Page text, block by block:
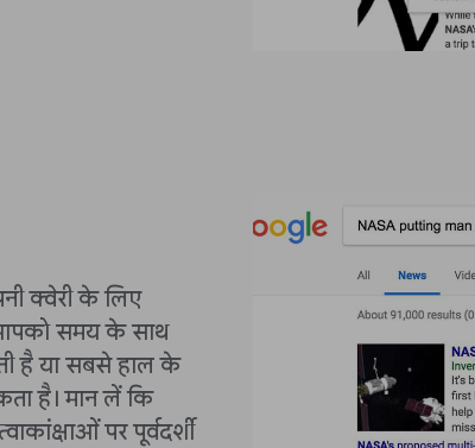
क्वेरी के लिए
समय के साथ
है या सबसे हाल के
है। मान लें कि
पर पूर्वदर्शी